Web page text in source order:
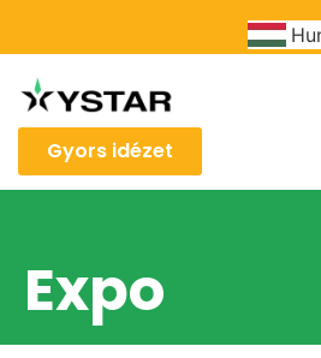
Gyors idézet
Expo